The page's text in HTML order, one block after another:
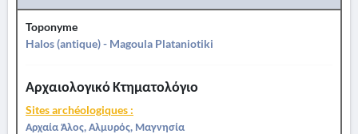
Toponyme
Halos (antique) - Magoula Plataniotiki
Αρχαιολογικό Κτηματολόγιο
Sites archéologiques :
Αρχαία Άλος, Αλμυρός, Μαγνησία